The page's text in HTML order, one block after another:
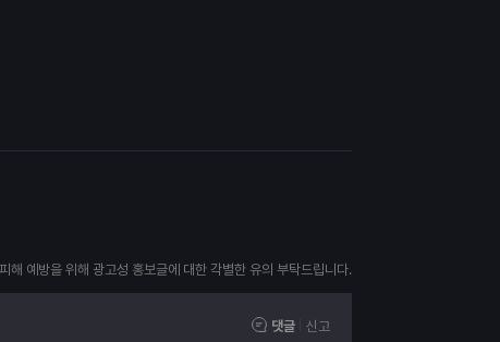
예방을 위해 광고성 홍보글에 대한 각별한 유의 부탁드립니다.
댓글 신고